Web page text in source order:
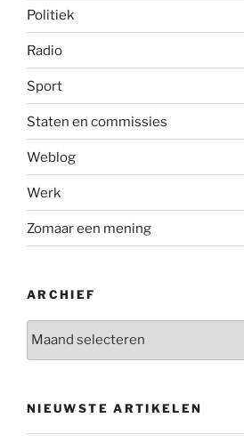
Politiek
Radio
Sport
Staten en commissies
Weblog
Werk
Zomaar een mening
ARCHIEF
NIEUWSTE ARTIKELEN